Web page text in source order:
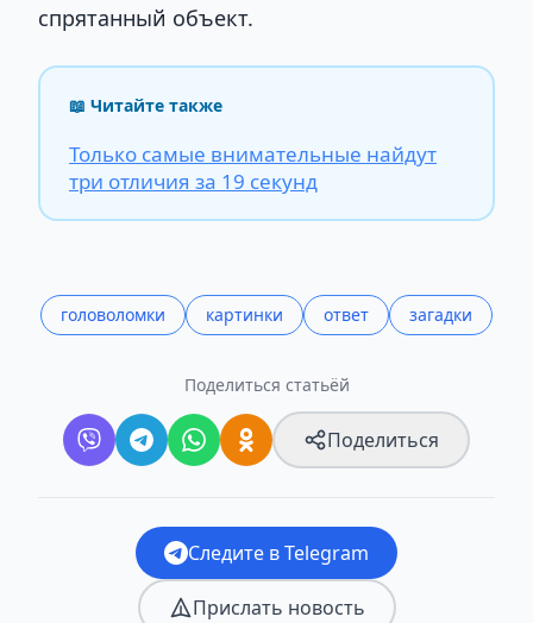
спрятанный объект.
📖 Читайте также
Только самые внимательные найдут
три отличия за 19 секунд
головоломки картинки ответ загадки
Поделиться статьёй
Поделиться
Следите в Telegram
Прислать новость